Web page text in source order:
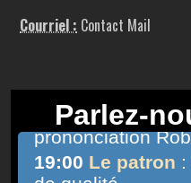
Courriel : Contact Mail